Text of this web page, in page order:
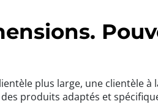
plus large, une clientèle à
produits adaptés et